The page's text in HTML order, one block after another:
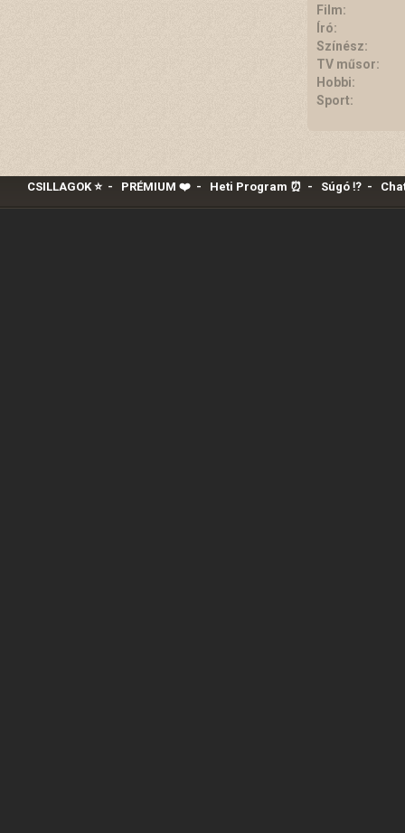
Film:
Író:
Színész:
TV műsor:
Hobbi:
Sport:
CSILLAGOK ⭐- PRÉMIUM ❤️‍- Heti Program ⏰ - Súgó ⁉️-